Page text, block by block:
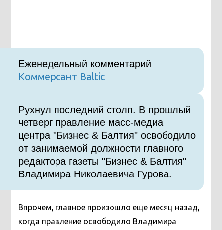
Еженедельный комментарий
Коммерсант Baltic
Рухнул последний столп. В прошлый
четверг правление масс-медиа
центра "Бизнес & Балтия" освободило
от занимаемой должности главного
редактора газеты "Бизнес & Балтия"
Владимира Николаевича Гурова.
Впрочем, главное произошло еще месяц назад,
когда правление освободило Владимира